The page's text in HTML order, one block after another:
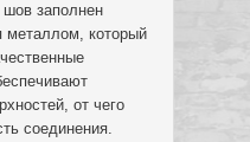
шов заполнен
металлом, который
от чего
соединения.